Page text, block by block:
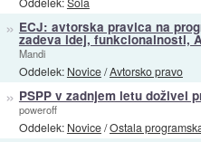
» ECJ: avtorska pravica na
zadeva idej, funkcionalnosti,
Mandi
Oddelek: Novice/Avtorsko pravo
» PSPP v zadnjem letu doživel
poweroff
Oddelek: Novice/Ostala